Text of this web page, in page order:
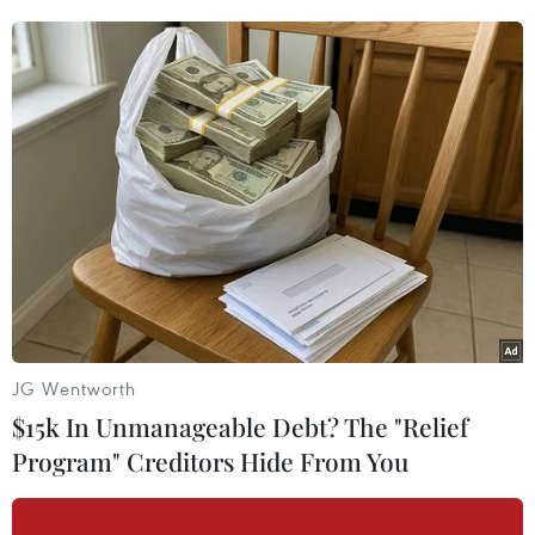
đầu tư.
Sự mất cân bằng tiếp tục gia tăng
Mối quan hệ không êm ả giữa hai “gã khổng lồ”
kinh tế đã không ngăn cản họ gia tăng thương
mại song phương.
Theo Tổng cục Hải quan Trung Quốc, kim ngạch
thương mại song phương với Mỹ tính đến cuối
năm 2020 đạt 586,7 tỷ USD, tăng 8,3% so với
năm 2019.
Xuất khẩu từ Trung Quốc sang Mỹ tăng 7,9% đạt
451,8 tỷ USD, trong khi Mỹ bán được 134,9 tỷ
USD hàng hóa cho Trung Quốc, tăng 9,8%.
JG Wentworth
$15k In Unmanageable Debt? The "Relief
Program" Creditors Hide From You